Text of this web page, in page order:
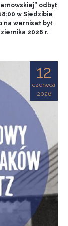
odbył
w Siedzibie
na wernisaż był
2026 r.
12
czerwca
2026